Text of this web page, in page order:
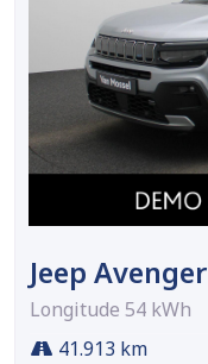
Jeep Avenger
Longitude 54 kWh
41.913 km